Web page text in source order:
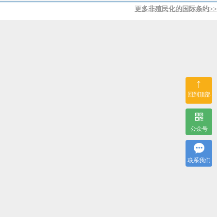
设备”。
更多非殖民化的国际条约>>
↑
回到顶部
公众号
联系我们